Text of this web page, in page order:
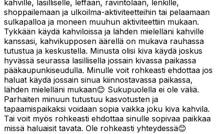
kahville, lasilliselle, leffaan, ravintolaan, lenkille,
shoppailemaan ja ulkoilma-aktiviteetteihin tai pelaamaan
sulkapalloa ja moneen muuhun aktiviteettiin mukaan.
Tykkään käydä kahviloissa ja lähden mielelläni kahville
kanssasi, kahvikupposen äärellä on mukava rauhassa
tutustua ja keskustella. Minusta olisi kiva käydä joskus
hyvässä seurassa lasillisella jossain kivassa paikassa
pääkaupunkiseudulla. Minulle voit rohkeasti ehdottaa jos
haluat käydä jossain sinua kiinnostavassa paikassa,
lähden mielelläni mukaan😊 Sukupuolella ei ole väliä.
Parhaiten minuun tutustuu kasvotusten ja
tapaamispaikaksi voidaan sopia vaikka joku kiva kahvila.
Tai voit myös rohkeasti ehdottaa sinulle sopivaa paikkaa
missä haluaisit tavata. Ole rohkeasti yhteydessä😊